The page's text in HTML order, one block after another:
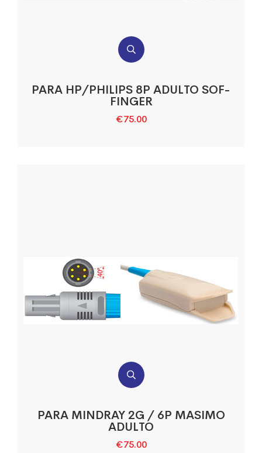
PARA HP/PHILIPS 8P ADULTO SOF-
FINGER
€75.00
PARA MINDRAY 2G / 6P MASIMO
ADULTO
€75.00